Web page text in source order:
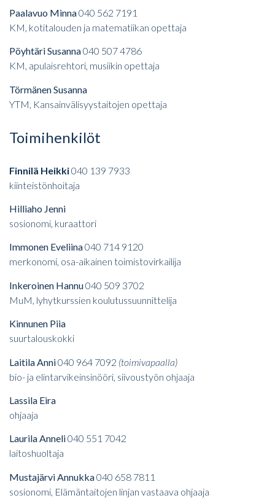
Paalavuo Minna040 562 7191
KM, kotitalouden ja matematiikan opettaja
Pöyhtäri Susanna040 507 4786
KM, apulaisrehtori, musiikin opettaja
Törmänen Susanna
YTM, Kansainvälisyystaitojen opettaja
Toimihenkilöt
Finnilä Heikki040 139 7933
kiinteistönhoitaja
Hilliaho Jenni
sosionomi, kuraattori
Immonen Eveliina040 714 9120
merkonomi, osa-aikainen toimistovirkailija
Inkeroinen Hannu040 509 3702
MuM, lyhytkurssien koulutussuunnittelija
Kinnunen Piia
suurtalouskokki
Laitila Anni040 964 7092 (toimivapaalla)
bio- ja elintarvikeinsinööri, siivoustyön ohjaaja
Lassila Eira
ohjaaja
Laurila Anneli040 551 7042
laitoshuoltaja
Mustajärvi Annukka040 658 7811
sosionomi, Elämäntaitojen linjan vastaava ohjaaja